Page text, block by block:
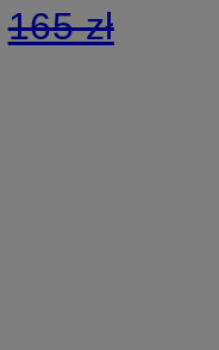
165 zł